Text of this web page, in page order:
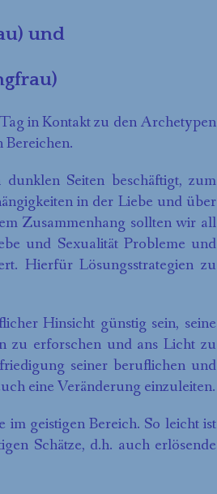
und
in Kontakt zu den Archetypen
Bereichen.
Seiten beschäftigt, zum
in der Liebe und über
Zusammenhang sollten wir all
und Sexualität Probleme und
Hierfür Lösungsstrategien zu
Hinsicht günstig sein, seine
zu erforschen und ans Licht zu
seiner beruflichen und
eine Veränderung einzuleiten.
geistigen Bereich. So leicht ist
Schätze, d.h. auch erlösende